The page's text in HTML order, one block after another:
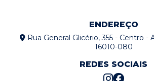
ENDEREÇO
Rua General Glicério, 355 - Centro -
16010-080
REDES SOCIAIS